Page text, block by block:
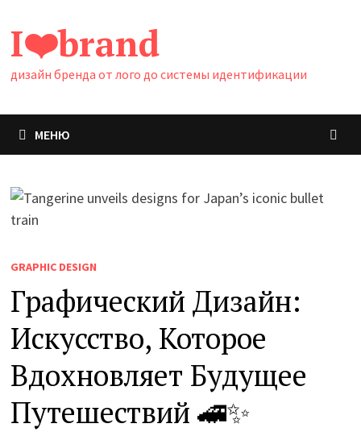
содержимому
I❤️brand
дизайн бренда от лого до системы идентификации
МЕНЮ
GRAPHIC DESIGN
Графический Дизайн:
Искусство, Которое
Вдохновляет Будущее
Путешествий 🚄✨